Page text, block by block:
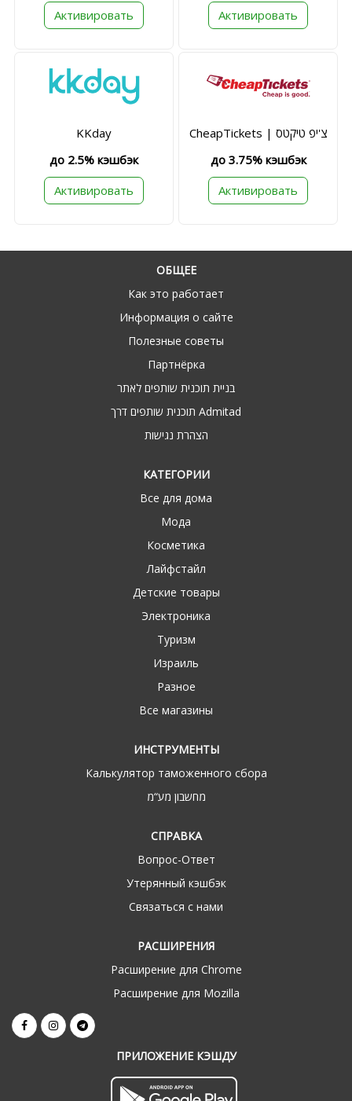
Активировать
Активировать
KKday
до 2.5% кэшбэк
Активировать
CheapTickets | צ'יפ טיקטס
до 3.75% кэшбэк
Активировать
ОБЩЕЕ
Как это работает
Информация о сайте
Полезные советы
Партнёрка
בניית תוכנית שותפים לאתר
תוכנית שותפים דרך Admitad
הצהרת נגישות
КАТЕГОРИИ
Все для дома
Мода
Косметика
Лайфстайл
Детские товары
Электроника
Туризм
Израиль
Разное
Все магазины
ИНСТРУМЕНТЫ
Калькулятор таможенного сбора
מחשבון מע“מ
СПРАВКА
Вопрос-Ответ
Утерянный кэшбэк
Связаться с нами
РАСШИРЕНИЯ
Расширение для Chrome
Расширение для Mozilla
ПРИЛОЖЕНИЕ КЭШДУ